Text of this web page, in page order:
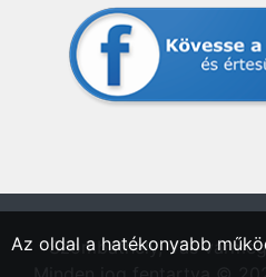
"Szombathely, Vas
Az oldal a hatékonyabb